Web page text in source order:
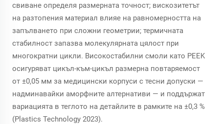
свиване определя размерната точност; вискозитетът
на разтопения материал влияе на равномерността на
запълването при сложни геометрии; термичната
стабилност запазва молекулярната цялост при
многократни цикли. Високостабилни смоли като PEEK
осигуряват цикъл-към-цикъл размерна повтаряемост
от ±0,05 мм за медицински корпуси с тесни допуски —
надминавайки аморфните алтернативи — и поддържат
вариацията в теглото на детайлите в рамките на ±0,3 %
(Plastics Technology 2023).